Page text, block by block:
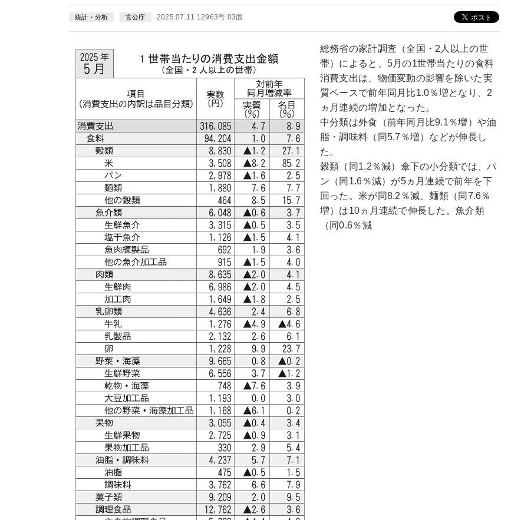
統計・分析 官公庁 2025.07.11 12963号 03面
総務省の家計調査（全国・2人以上の世
帯）によると、5月の1世帯当たりの食料
消費支出は、物価変動の影響を除いた実
質ベースで前年同月比1.0％増となり、2
ヵ月連続の増加となった。
中分類は外食（前年同月比9.1％増）や油
脂・調味料（同5.7％増）などが伸長し
た。
穀類（同1.2％減）傘下の小分類では、パ
ン（同1.6％減）が5ヵ月連続で前年を下
回った。米が同8.2％減、麺類（同7.6％
増）は10ヵ月連続で伸長した。魚介類
（同0.6％減